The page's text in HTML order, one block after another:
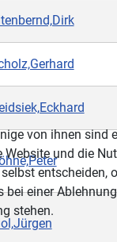
von ihnen sind
Website und die
entscheiden,
bei einer
stehen.